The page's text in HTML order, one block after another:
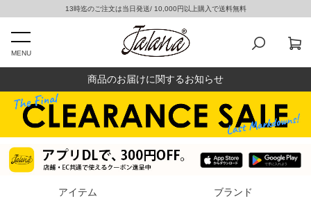
13時迄のご注文は当日発送/ 10,000円以上購入で送料無料
MENU
商品のお届けに関するお知らせ
アイテム ブランド